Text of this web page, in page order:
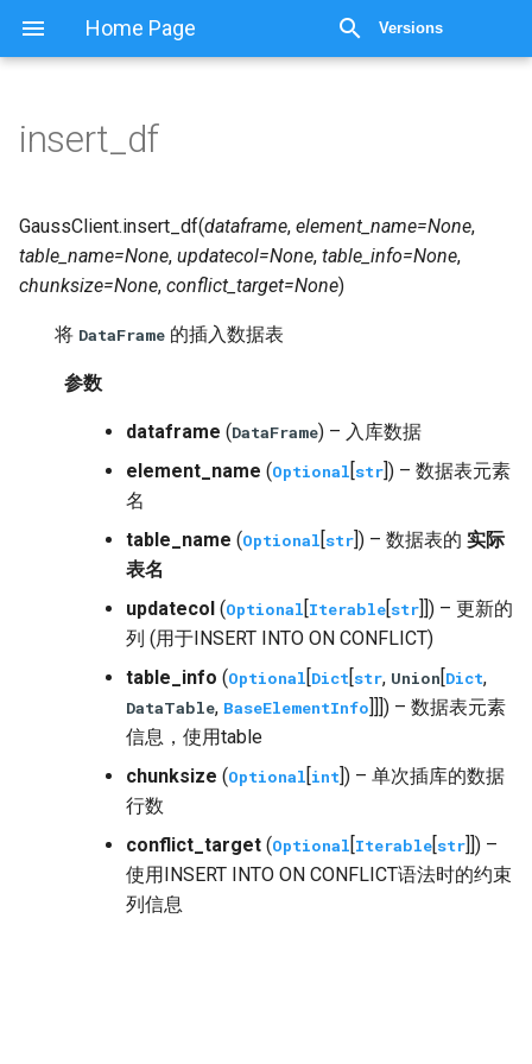
Home Page Versions
显示源代码
insert_df
GaussClient.insert_df(dataframe, element_name=None,
table_name=None, updatecol=None, table_info=None,
chunksize=None, conflict_target=None)
将 DataFrame 的插入数据表
参数
dataframe (DataFrame) – 入库数据
element_name (Optional[str]) – 数据表元素
名
table_name (Optional[str]) – 数据表的 实际
表名
updatecol (Optional[Iterable[str]]) – 更新的
列 (用于INSERT INTO ON CONFLICT)
table_info (Optional[Dict[str, Union[Dict,
DataTable, BaseElementInfo]]]) – 数据表元素
信息，使用table
chunksize (Optional[int]) – 单次插库的数据
行数
conflict_target (Optional[Iterable[str]]) –
使用INSERT INTO ON CONFLICT语法时的约束
列信息